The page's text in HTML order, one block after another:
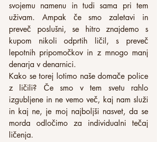
svojemu namenu in tudi sama pri tem
uživam. Ampak če smo zaletavi in
preveč poslušni, se hitro znajdemo s
kupom nikoli odprtih ličil, s preveč
lepotnih pripomočkov in z mnogo manj
denarja v denarnici.
Kako se torej lotimo naše domače police
z ličili? Če smo v tem svetu rahlo
izgubljene in ne vemo več, kaj nam služi
in kaj ne, je moj najboljši nasvet, da se
morda odločimo za individualni tečaj
ličenja.